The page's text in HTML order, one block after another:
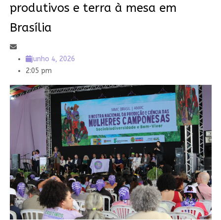
produtivos e terra à mesa em
Brasília
junho 4, 2026
2:05 pm